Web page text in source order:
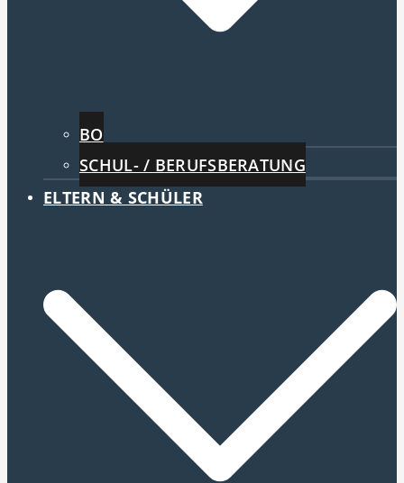
BO
SCHUL- / BERUFSBERATUNG
ELTERN & SCHÜLER